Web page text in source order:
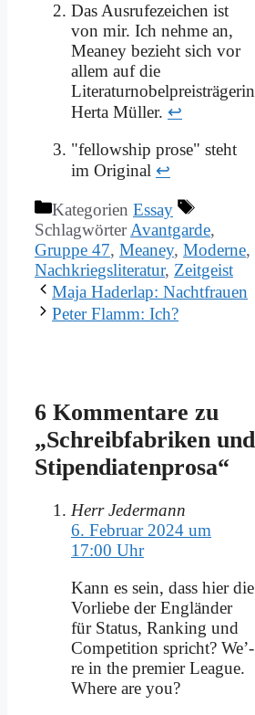
Das Ausrufezeichen ist
von mir. Ich nehme an,
Meaney bezieht sich vor
allem auf die
Literaturnobelpreisträgerin
Herta Müller. ↩
"fellowship prose" steht
im Original ↩
Kategorien Essay
SchlagwörterAvantgarde,
Gruppe 47, Meaney, Moderne,
Nachkriegsliteratur, Zeitgeist
Ma­ja Ha­der­lap: Nacht­frau­en
Pe­ter Flamm: Ich?
6 Kommentare zu
„Schreib­fa­bri­ken und
Sti­pen­dia­ten­pro­sa“
Herr Jedermann
6. Februar 2024 um
17:00 Uhr
Kann es sein, dass hier die
Vor­lie­be der Eng­län­der
für Sta­tus, Ran­king und
Com­pe­ti­ti­on spricht? We’­
re in the pre­mier Le­ague.
Whe­re are you?